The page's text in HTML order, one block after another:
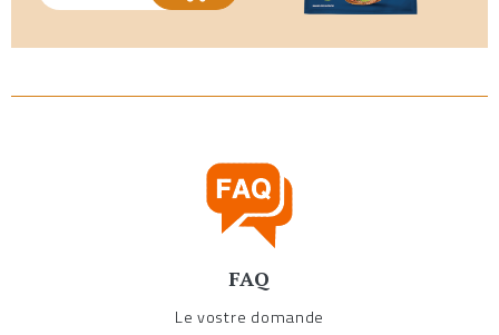
FAQ
Le vostre domande